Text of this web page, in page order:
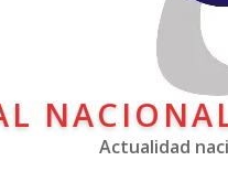
Actualidad